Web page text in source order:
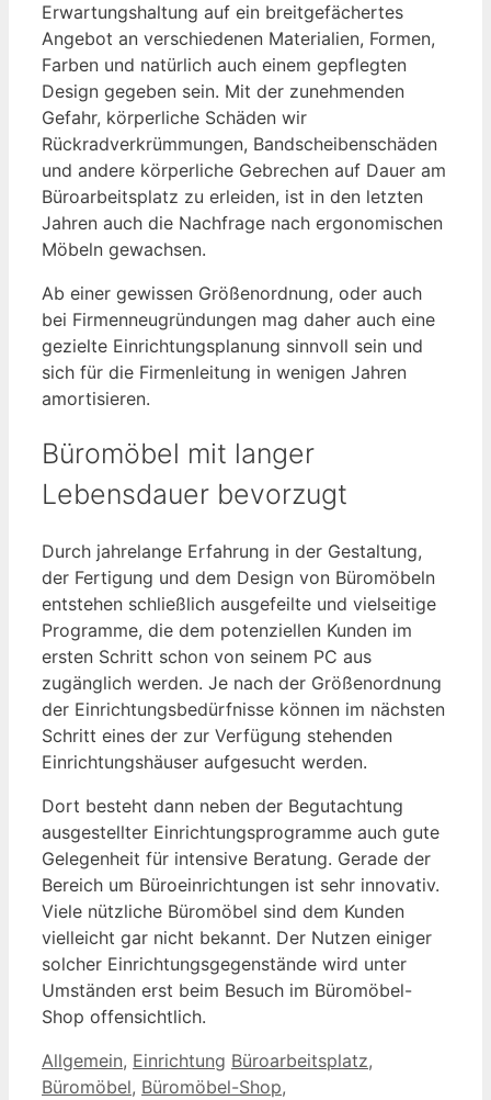
Erwartungshaltung auf ein breitgefächertes
Angebot an verschiedenen Materialien, Formen,
Farben und natürlich auch einem gepflegten
Design gegeben sein. Mit der zunehmenden
Gefahr, körperliche Schäden wir
Rückradverkrümmungen, Bandscheibenschäden
und andere körperliche Gebrechen auf Dauer am
Büroarbeitsplatz zu erleiden, ist in den letzten
Jahren auch die Nachfrage nach ergonomischen
Möbeln gewachsen.
Ab einer gewissen Größenordnung, oder auch
bei Firmenneugründungen mag daher auch eine
gezielte Einrichtungsplanung sinnvoll sein und
sich für die Firmenleitung in wenigen Jahren
amortisieren.
Büromöbel mit langer
Lebensdauer bevorzugt
Durch jahrelange Erfahrung in der Gestaltung,
der Fertigung und dem Design von Büromöbeln
entstehen schließlich ausgefeilte und vielseitige
Programme, die dem potenziellen Kunden im
ersten Schritt schon von seinem PC aus
zugänglich werden. Je nach der Größenordnung
der Einrichtungsbedürfnisse können im nächsten
Schritt eines der zur Verfügung stehenden
Einrichtungshäuser aufgesucht werden.
Dort besteht dann neben der Begutachtung
ausgestellter Einrichtungsprogramme auch gute
Gelegenheit für intensive Beratung. Gerade der
Bereich um Büroeinrichtungen ist sehr innovativ.
Viele nützliche Büromöbel sind dem Kunden
vielleicht gar nicht bekannt. Der Nutzen einiger
solcher Einrichtungsgegenstände wird unter
Umständen erst beim Besuch im Büromöbel-
Shop offensichtlich.
Kategorien
Allgemein, Einrichtung Schlagwörter
Büroarbeitsplatz,
Büromöbel, Büromöbel-Shop,